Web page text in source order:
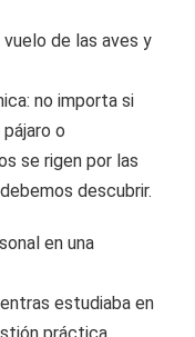
de las aves y
no importa si
o
se rigen por las
descubrir.
en una
estudiaba en
práctica,